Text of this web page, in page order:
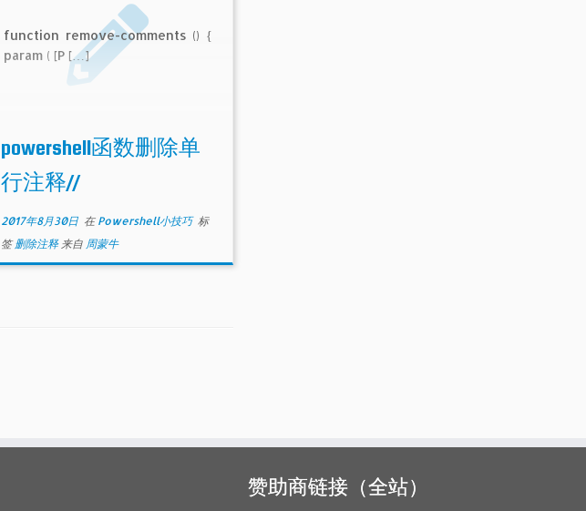
function remove-comments () {
param ( [P […]
powershell函数删除单
行注释//
2017年8月30日在 Powershell小技巧 标
签删除注释 来自 周蒙牛
赞助商链接（全站）